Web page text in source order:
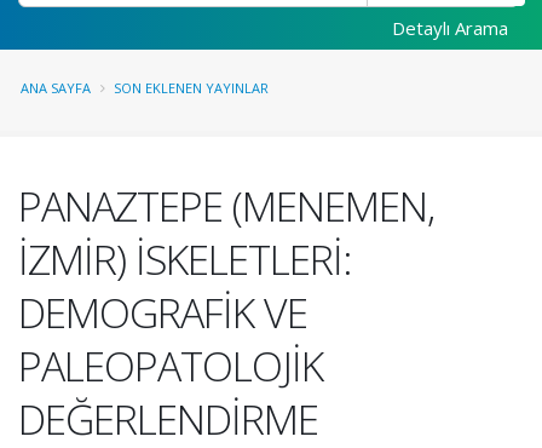
Detaylı Arama
ANA SAYFA SON EKLENEN YAYINLAR
PANAZTEPE (MENEMEN,
İZMİR) İSKELETLERİ:
DEMOGRAFİK VE
PALEOPATOLOJİK
DEĞERLENDİRME